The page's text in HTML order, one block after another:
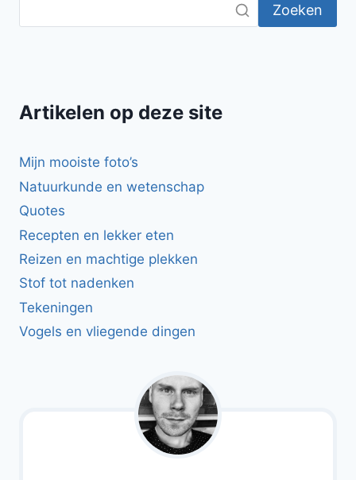
Zoeken
Artikelen op deze site
Mijn mooiste foto’s
Natuurkunde en wetenschap
Quotes
Recepten en lekker eten
Reizen en machtige plekken
Stof tot nadenken
Tekeningen
Vogels en vliegende dingen